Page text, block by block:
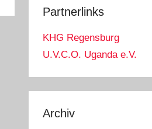
Partnerlinks
KHG Regensburg
U.V.C.O. Uganda e.V.
Archiv